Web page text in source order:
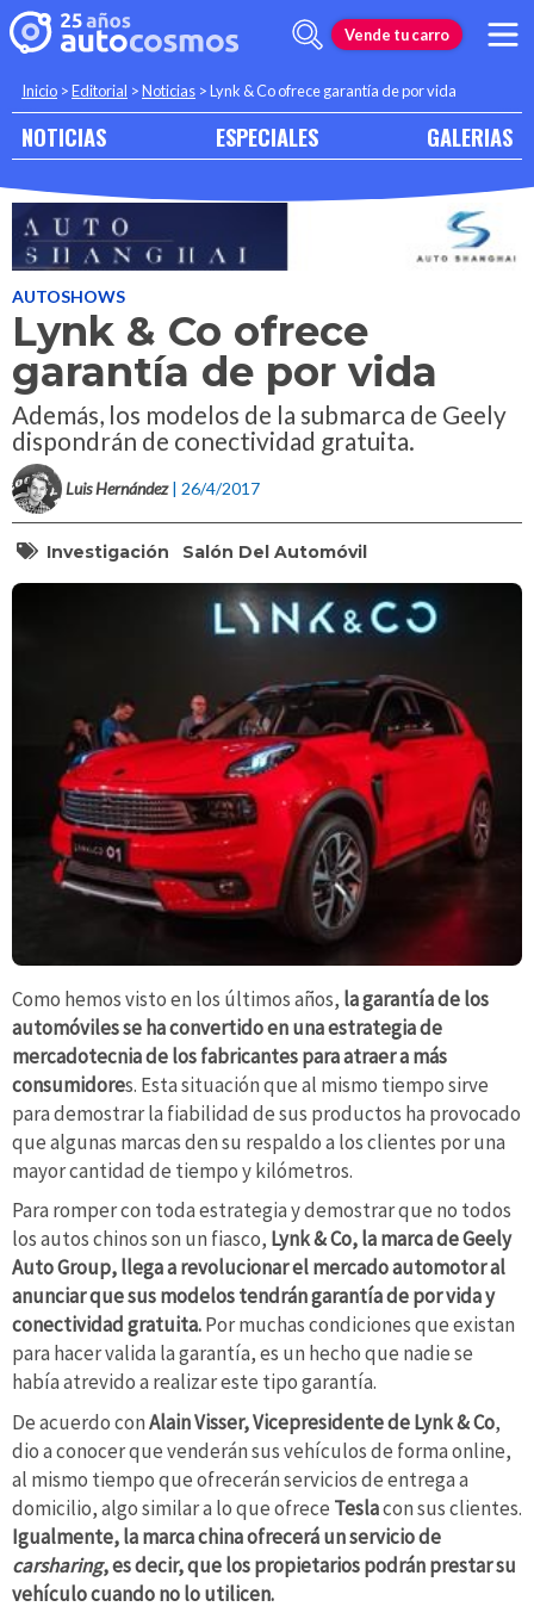
Vende tu carro
Inicio >Editorial >Noticias >Lynk & Co ofrece garantía de por vida
NOTICIAS ESPECIALES GALERIAS
AUTOSHOWS
Lynk & Co ofrece
garantía de por vida
Además, los modelos de la submarca de Geely
dispondrán de conectividad gratuita.
Luis Hernández | 26/4/2017
Investigación Salón Del Automóvil
Como hemos visto en los últimos años, la garantía de los
automóviles se ha convertido en una estrategia de
mercadotecnia de los fabricantes para atraer a más
consumidores. Esta situación que al mismo tiempo sirve
para demostrar la fiabilidad de sus productos ha provocado
que algunas marcas den su respaldo a los clientes por una
mayor cantidad de tiempo y kilómetros.
Para romper con toda estrategia y demostrar que no todos
los autos chinos son un fiasco, Lynk & Co, la marca de Geely
Auto Group, llega a revolucionar el mercado automotor al
anunciar que sus modelos tendrán garantía de por vida y
conectividad gratuita.Por muchas condiciones que existan
para hacer valida la garantía, es un hecho que nadie se
había atrevido a realizar este tipo garantía.
De acuerdo conAlain Visser, Vicepresidente de Lynk & Co,
dio a conocer que venderán sus vehículos de forma online,
al mismo tiempo que ofrecerán servicios de entrega a
domicilio, algo similar a lo que ofrece Teslacon sus clientes.
Igualmente, la marca china ofrecerá un servicio de
carsharing, es decir, que los propietarios podrán prestar su
vehículo cuando no lo utilicen.